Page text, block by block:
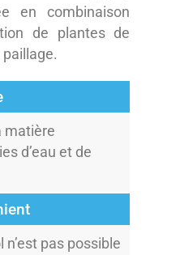
en combinaison
de plantes de
matière
d’eau et de
pas possible